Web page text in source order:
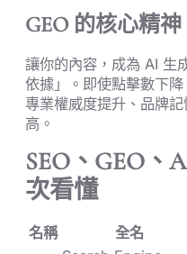
GEO 的核心精神
讓你的內容，成為 AI 生
依據」。即使點擊數下
專業權威度提升、品牌
高。
SEO、GEO、
次看懂
名稱 全名